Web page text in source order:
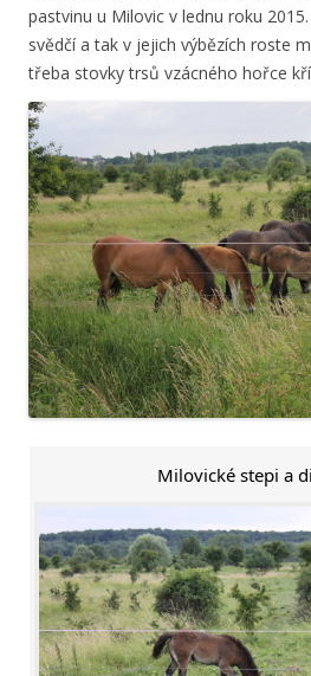
pastvinu u Milovic v lednu roku
svědčí a tak v jejich výbězích roste
třeba stovky trsů vzácného hořce
Milovické stepi a